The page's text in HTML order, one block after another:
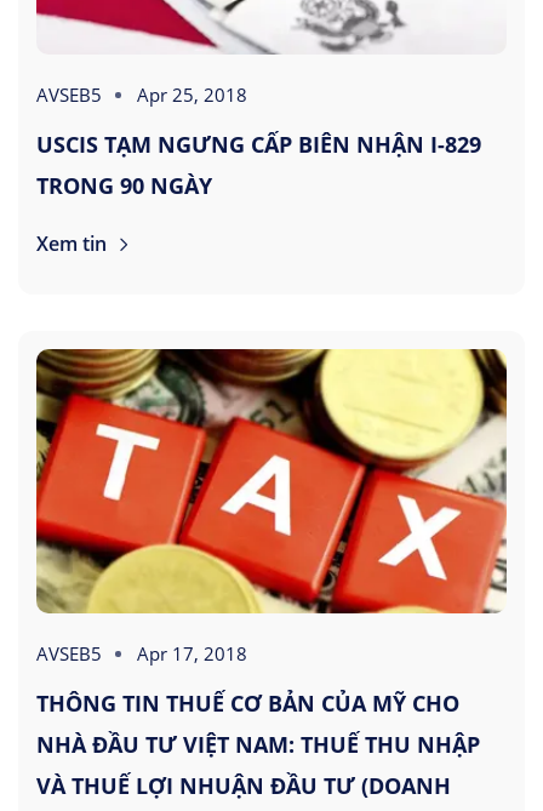
AVSEB5 Apr 25, 2018
USCIS TẠM NGƯNG CẤP BIÊN NHẬN I-829
TRONG 90 NGÀY
Xem tin
AVSEB5 Apr 17, 2018
THÔNG TIN THUẾ CƠ BẢN CỦA MỸ CHO
NHÀ ĐẦU TƯ VIỆT NAM: THUẾ THU NHẬP
VÀ THUẾ LỢI NHUẬN ĐẦU TƯ (DOANH